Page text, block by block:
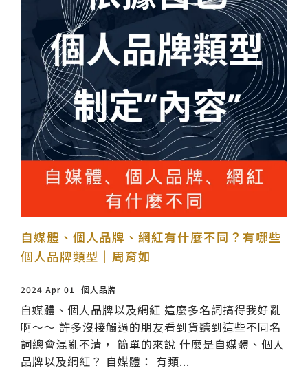
自媒體、個人品牌、網紅有什麼不同？有哪些
個人品牌類型｜周育如
2024 Apr 01 個人品牌
自媒體、個人品牌以及網紅 這麼多名詞搞得我好亂
啊～～ 許多沒接觸過的朋友看到貨聽到這些不同名
詞總會混亂不清， 簡單的來說 什麼是自媒體、個人
品牌以及網紅？ 自媒體： 有類...